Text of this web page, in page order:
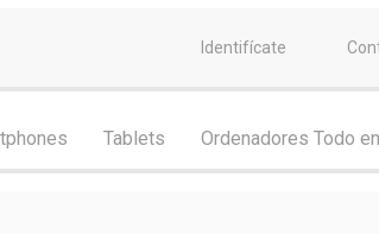
Identifícate
Tablets Ordenadores Todo